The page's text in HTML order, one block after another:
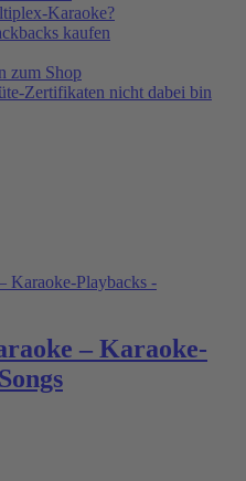
Karaoke?
kaufen
zum Shop
Zertifikaten nicht dabei bin
– Karaoke-